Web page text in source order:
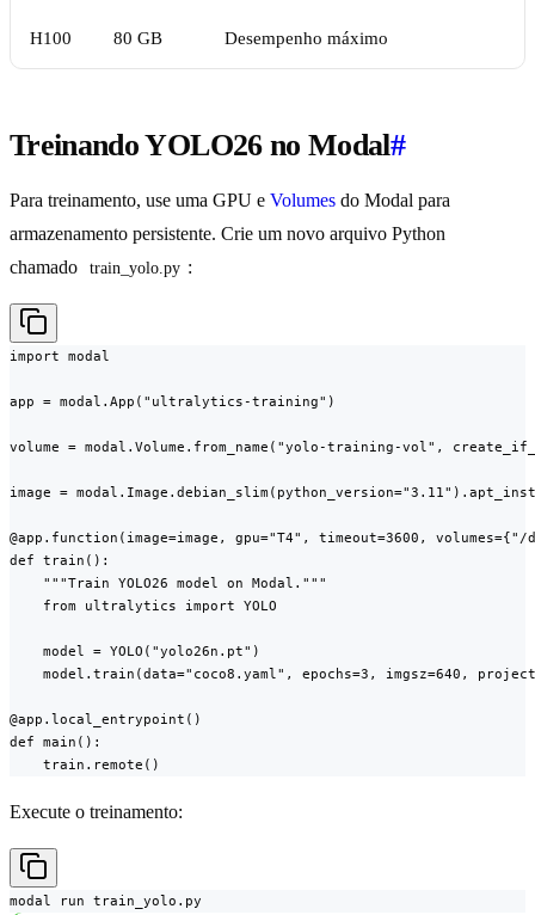
H100 80 GB Desempenho máximo
Treinando YOLO26 no Modal#
Para treinamento, use uma GPU e Volumes do Modal para
armazenamento persistente. Crie um novo arquivo Python
chamado
train_yolo.py :
import modal
app = modal.App("ultralytics-training")
volume = modal.Volume.from_name("yolo-training-vol",
image =
@app.function(image=image, gpu="T4", timeout=3600,
def train():
    """Train YOLO26 model on Modal."""
    from ultralytics import YOLO
    model = YOLO("yolo26n.pt")
model.train(data="coco8.yaml", epochs=3, imgsz=640,
@app.local_entrypoint()
def main():
    train.remote()
Execute o treinamento:
modal run train_yolo.py